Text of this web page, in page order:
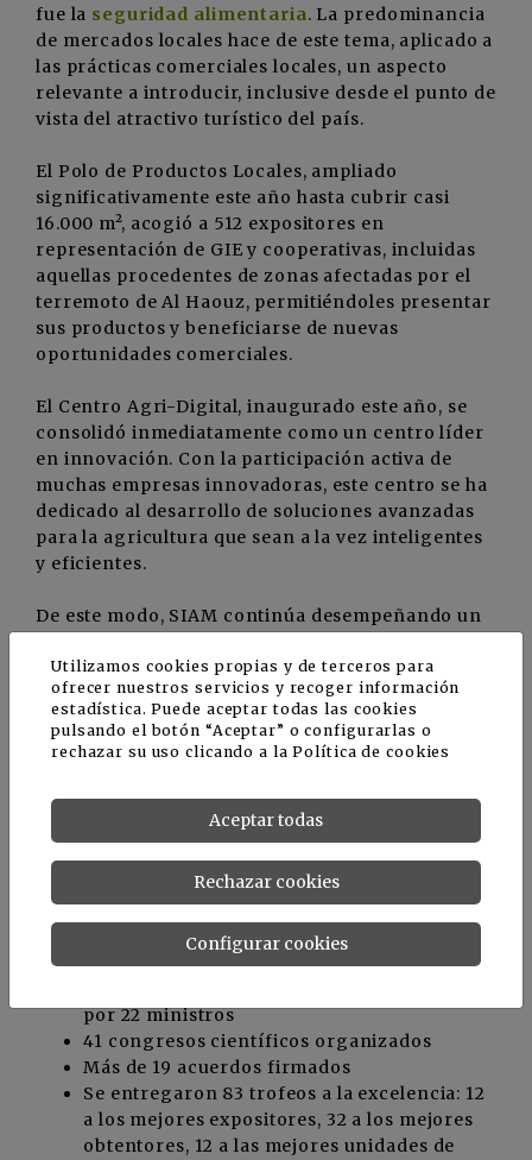
fue la seguridad alimentaria. La predominancia
de mercados locales hace de este tema, aplicado a
las prácticas comerciales locales, un aspecto
relevante a introducir, inclusive desde el punto de
vista del atractivo turístico del país.
El Polo de Productos Locales, ampliado
significativamente este año hasta cubrir casi
16.000 m², acogió a 512 expositores en
representación de GIE y cooperativas, incluidas
aquellas procedentes de zonas afectadas por el
terremoto de Al Haouz, permitiéndoles presentar
sus productos y beneficiarse de nuevas
oportunidades comerciales.
El Centro Agri-Digital, inaugurado este año, se
consolidó inmediatamente como un centro líder
en innovación. Con la participación activa de
muchas empresas innovadoras, este centro se ha
dedicado al desarrollo de soluciones avanzadas
para la agricultura que sean a la vez inteligentes
y eficientes.
De este modo, SIAM continúa desempeñando un
sostenible y resiliente, facilitando los
intercambios entre actores clave del sector y
promoviendo la adopción de soluciones
innovadoras a escala global.
Cifras clave de SIAM 2024
1.125.294 visitantes
70 países participante
1500 expositores
por 22 ministros
41 congresos científicos organizados
Más de 19 acuerdos firmados
Se entregaron 83 trofeos a la excelencia: 12
a los mejores expositores, 32 a los mejores
obtentores, 12 a las mejores unidades de
Utilizamos cookies propias y de terceros para
ofrecer nuestros servicios y recoger información
estadística. Puede aceptar todas las cookies
pulsando el botón “Aceptar” o configurarlas o
rechazar su uso clicando a laPolítica de cookies
Aceptar todas
Rechazar cookies
Configurar cookies